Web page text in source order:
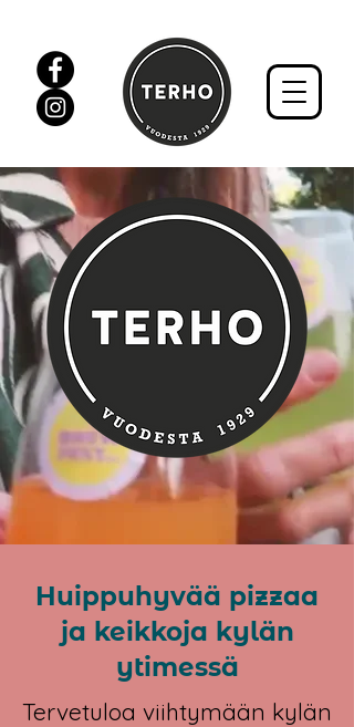
Huippuhyvää pizzaa
ja keikkoja kylän
ytimessä​​​​
Tervetuloa viihtymään kylän